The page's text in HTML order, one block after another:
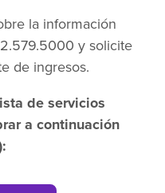
la información
y solicite
de ingresos.
de servicios
a continuación